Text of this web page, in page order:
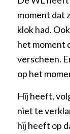
moment dat
klok had.
het moment
verscheen.
op het
Hij heeft,
niet te
hij heeft op